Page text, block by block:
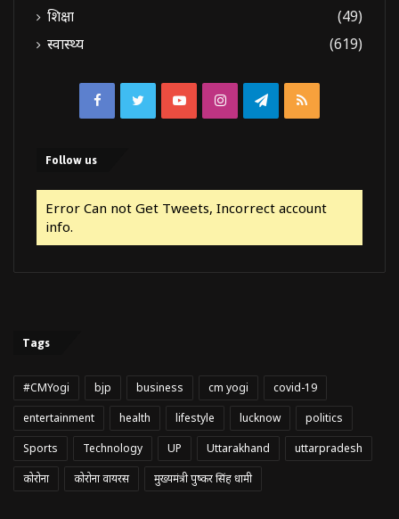
शिक्षा
(49)
स्वास्थ्य
(619)
FacebookTwitterYouTubeInstagramTelegram
RSS
Follow us
Error Can not Get Tweets, Incorrect account
info.
Tags
#CMYogi bjp business cm yogi
covid-19
entertainment
health lifestyle lucknow
politics
Sports
Technology UP Uttarakhand
uttarpradesh
कोरोना
कोरोना वायरस मुख्यमंत्री पुष्कर सिंह धामी